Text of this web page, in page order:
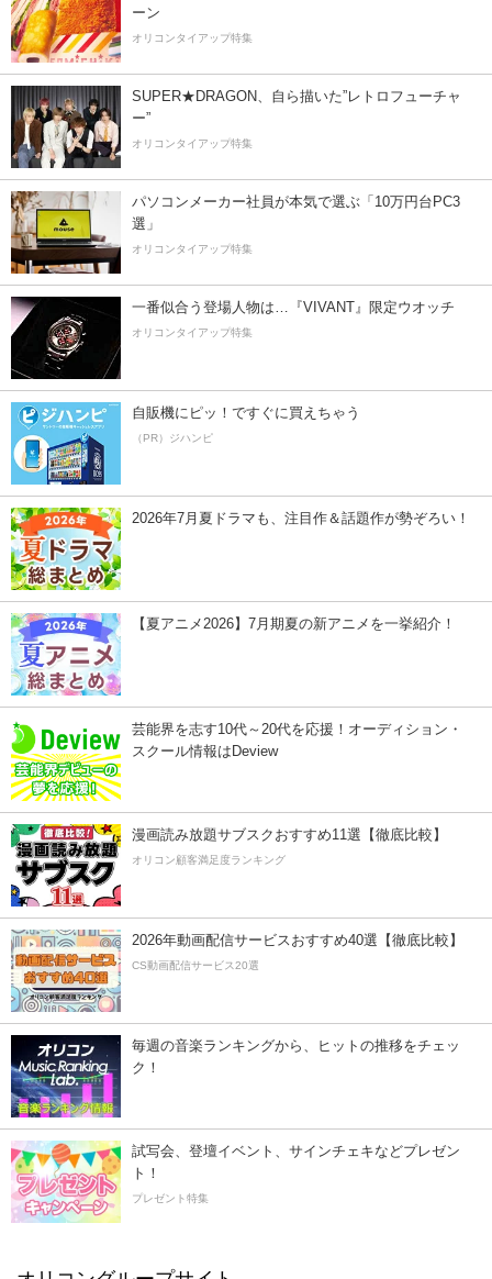
ーン
オリコンタイアップ特集
SUPER★DRAGON、自ら描いた”レトロフューチャ
ー”
オリコンタイアップ特集
パソコンメーカー社員が本気で選ぶ「10万円台PC3
選」
オリコンタイアップ特集
一番似合う登場人物は…『VIVANT』限定ウオッチ
オリコンタイアップ特集
自販機にピッ！ですぐに買えちゃう
（PR）ジハンピ
2026年7月夏ドラマも、注目作＆話題作が勢ぞろい！
【夏アニメ2026】7月期夏の新アニメを一挙紹介！
芸能界を志す10代～20代を応援！オーディション・
スクール情報はDeview
漫画読み放題サブスクおすすめ11選【徹底比較】
オリコン顧客満足度ランキング
2026年動画配信サービスおすすめ40選【徹底比較】
CS動画配信サービス20選
毎週の音楽ランキングから、ヒットの推移をチェッ
ク！
試写会、登壇イベント、サインチェキなどプレゼン
ト！
プレゼント特集